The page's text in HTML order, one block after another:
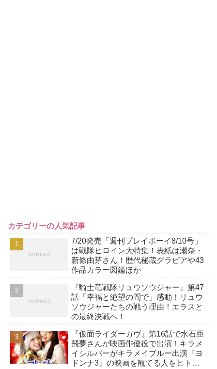
カテゴリーの人気記事
7/20発売「週刊プレイボーイ8/10号」
は戦隊ヒロイン大特集！表紙は瀬奈・
新條由芽さん！歴代秘蔵グラビアや43
作品カラー図鑑ほか
『騎士竜戦隊リュウソウジャー』第47
話「幸福と絶望の間で」感動！リュウ
ソウジャーたちの戦う理由！エラスと
の最終決戦へ！
『仮面ライダーガヴ』第16話で水石亜
飛夢さんが映画俳優役で出演！キラメ
イシルバーがキラメイブルー出演『ヨ
ドンナ3』の映画を観てる人をヒトプ